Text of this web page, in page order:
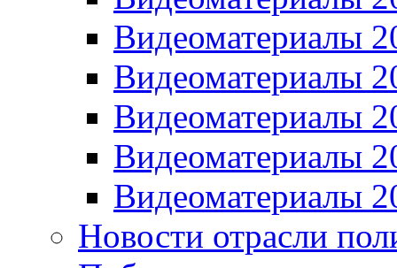
Видеоматериалы
Видеоматериалы
Видеоматериалы
Видеоматериалы
Видеоматериалы
Новости отрасли